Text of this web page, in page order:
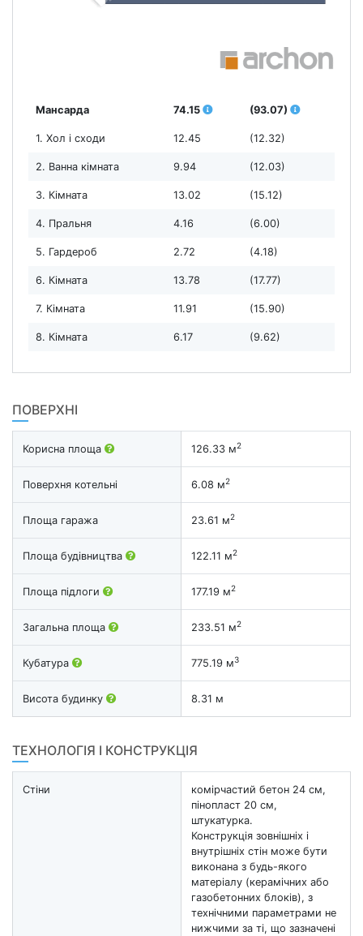
Мансарда 74.15 (93.07)
1. Хол і сходи 12.45 (12.32)
2. Ванна кімната 9.94 (12.03)
3. Кімната 13.02 (15.12)
4. Пральня 4.16 (6.00)
5. Гардероб 2.72 (4.18)
6. Кімната 13.78 (17.77)
7. Кімната 11.91 (15.90)
8. Кімната 6.17 (9.62)
ПОВЕРХНІ
Корисна площа 126.33 м2
Поверхня котельні 6.08 м2
Площа гаража 23.61 м2
Площа будівництва 122.11 м2
Площа підлоги 177.19 м2
Загальна площа 233.51 м2
Кубатура 775.19 м3
Висота будинку 8.31 м
ТЕХНОЛОГІЯ І КОНСТРУКЦІЯ
Стіни
комірчастий бетон 24 см,
пінопласт 20 см,
штукатурка.
Конструкція зовнішніх і
внутрішніх стін може бути
виконана з будь-якого
матеріалу (керамічних або
газобетонних блоків), з
технічними параметрами не
нижчими за ті, що зазначені